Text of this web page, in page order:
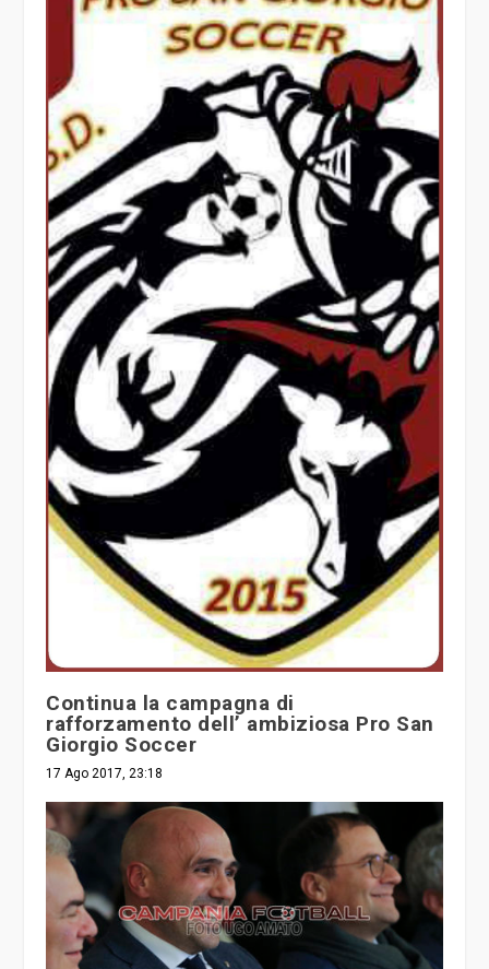
Continua la campagna di
rafforzamento dell’ ambiziosa Pro San
Giorgio Soccer
17 Ago 2017, 23:18